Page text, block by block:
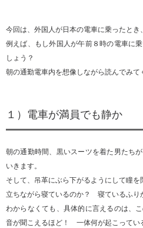
今回は、外国人が日本の電車に乗ったとき
例えば、もし外国人が午前８時の電車に
しょう？
朝の通勤電車内を想像しながら読んでみて
１）電車が満員でも静か
朝の通勤時間、黒いスーツを着た男たち
いきます。
そして、吊革にぶら下がるようにして瞳を
立ちながら寝ているのか？ 寝ているふ
わからなくても、具体的に言えるのは、
音が聞こえるほど！ 一体何が起こってい